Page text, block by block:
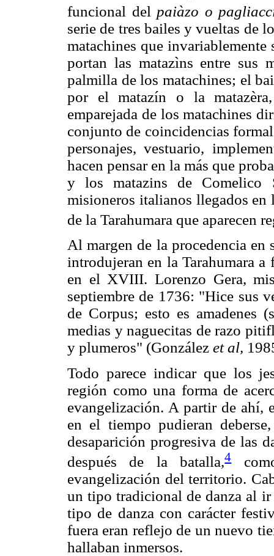
funcional del paiàzo o
serie de tres bailes y vueltas de
matachines que
portan las matazìns entre sus
palmilla de los matachines; el
por el matazín o la
emparejada de los matachines
conjunto de coincidencias
personajes, vestuario,
hacen pensar en la más que
y los matazins de Comelico
misioneros italianos llegados en
de la Tarahumara que aparecen
Al margen de la procedencia en
introdujeran en la Tarahumara
en el XVIII. Lorenzo Gera,
septiembre de 1736: "Hice sus
de Corpus; esto es amadenes
medias y naguecitas de razo
y plumeros" (González et al,
Todo parece indicar que los
región como una forma de
evangelización. A partir de
en el tiempo pudieran
desaparición progresiva de las
después de la batalla,4
evangelización del territorio.
un tipo tradicional de danza al
tipo de danza con carácter
fuera eran reflejo de un nuevo
hallaban inmersos.